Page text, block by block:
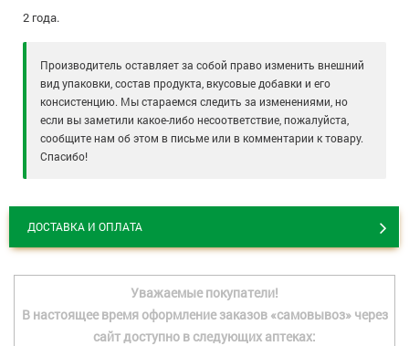
2 года.
Производитель оставляет за собой право изменить внешний
вид упаковки, состав продукта, вкусовые добавки и его
консистенцию. Мы стараемся следить за изменениями, но
если вы заметили какое-либо несоответствие, пожалуйста,
сообщите нам об этом в письме или в комментарии к товару.
Спасибо!
ДОСТАВКА И ОПЛАТА
Уважаемые покупатели!
В настоящее время оформление заказов «самовывоз» через
сайт доступно в следующих аптеках: